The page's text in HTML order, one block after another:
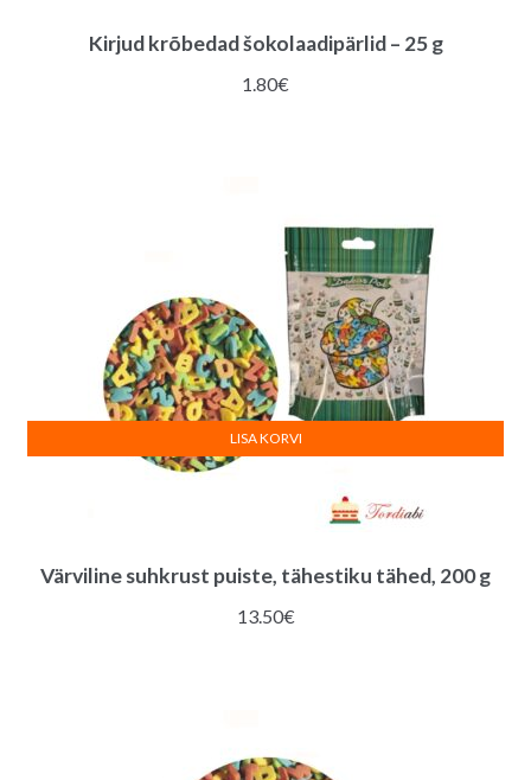
Kirjud krõbedad šokolaadipärlid – 25 g
1.80€
Värviline suhkrust puiste, tähestiku tähed, 200 g
13.50€
LISA KORVI